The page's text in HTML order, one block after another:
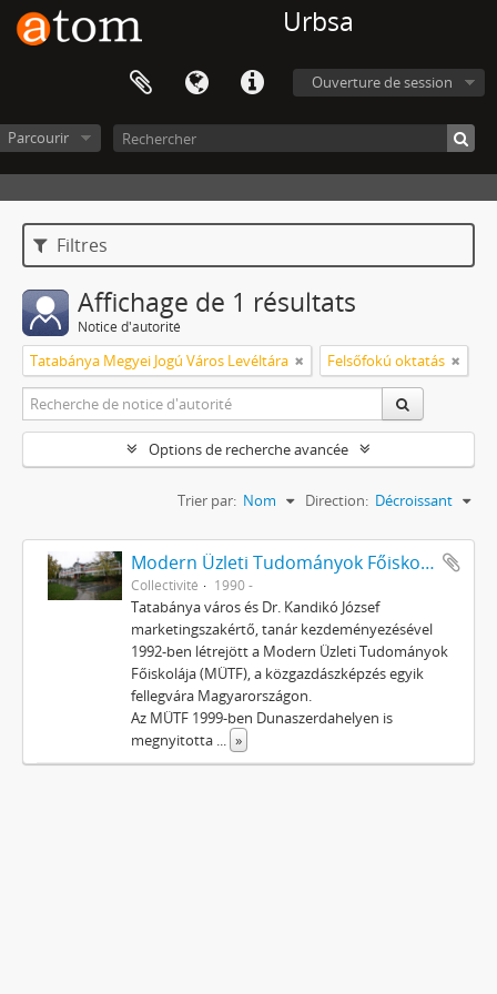
Urbsa
Ouverture de session
Parcourir
Filtres
Affichage de 1 résultats
Notice d'autorité
Tatabánya Megyei Jogú Város Levéltára Felsőfokú oktatás
Options de recherche avancée
Trier par: Nom Direction: Décroissant
Modern Üzleti Tudományok Főiskolája Alapítvány
Collectivité 1990 -
Tatabánya város és Dr. Kandikó József
marketingszakértő, tanár kezdeményezésével
1992-ben létrejött a Modern Üzleti Tudományok
Főiskolája (MÜTF), a közgazdászképzés egyik
fellegvára Magyarországon.
Az MÜTF 1999-ben Dunaszerdahelyen is
megnyitotta ... »